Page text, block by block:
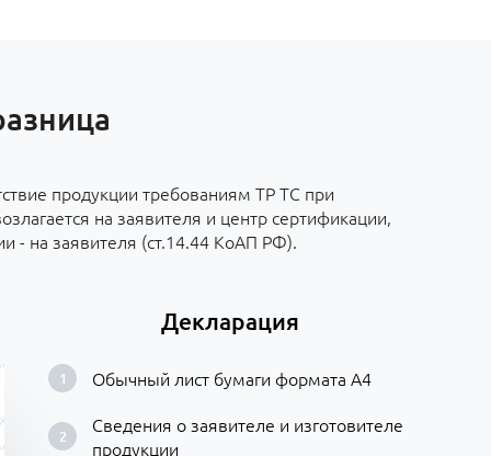
продукции требованиям ТР ТС при
на заявителя и центр сертификации,
- на заявителя (ст.14.44 КоАП РФ).
Декларация
Обычный лист бумаги формата А4
Сведения о заявителе и изготовителе
продукции